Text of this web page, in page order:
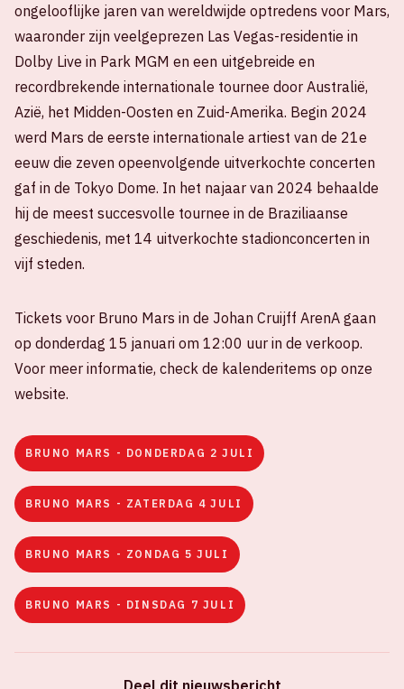
ongelooflijke jaren van wereldwijde optredens voor Mars,
waaronder zijn veelgeprezen Las Vegas-residentie in
Dolby Live in Park MGM en een uitgebreide en
recordbrekende internationale tournee door Australië,
Azië, het Midden-Oosten en Zuid-Amerika. Begin 2024
werd Mars de eerste internationale artiest van de 21e
eeuw die zeven opeenvolgende uitverkochte concerten
gaf in de Tokyo Dome. In het najaar van 2024 behaalde
hij de meest succesvolle tournee in de Braziliaanse
geschiedenis, met 14 uitverkochte stadionconcerten in
vijf steden.
Tickets voor Bruno Mars in de Johan Cruijff ArenA gaan
op donderdag 15 januari om 12:00 uur in de verkoop.
Voor meer informatie, check de kalenderitems op onze
website.
BRUNO MARS - DONDERDAG 2 JULI
BRUNO MARS - ZATERDAG 4 JULI
BRUNO MARS - ZONDAG 5 JULI
BRUNO MARS - DINSDAG 7 JULI
Deel dit nieuwsbericht